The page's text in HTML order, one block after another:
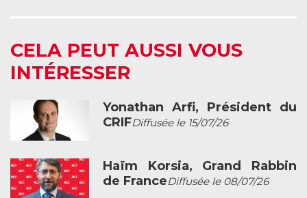
CELA PEUT AUSSI VOUS
INTÉRESSER
Yonathan Arfi, Président du
CRIFDiffusée le 15/07/26
Haïm Korsia, Grand Rabbin
de FranceDiffusée le 08/07/26